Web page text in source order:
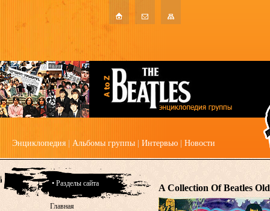
Энциклопедия Альбомы группы Интервью Новости
A Collection Of Beatles
• Разделы сайта
Главная